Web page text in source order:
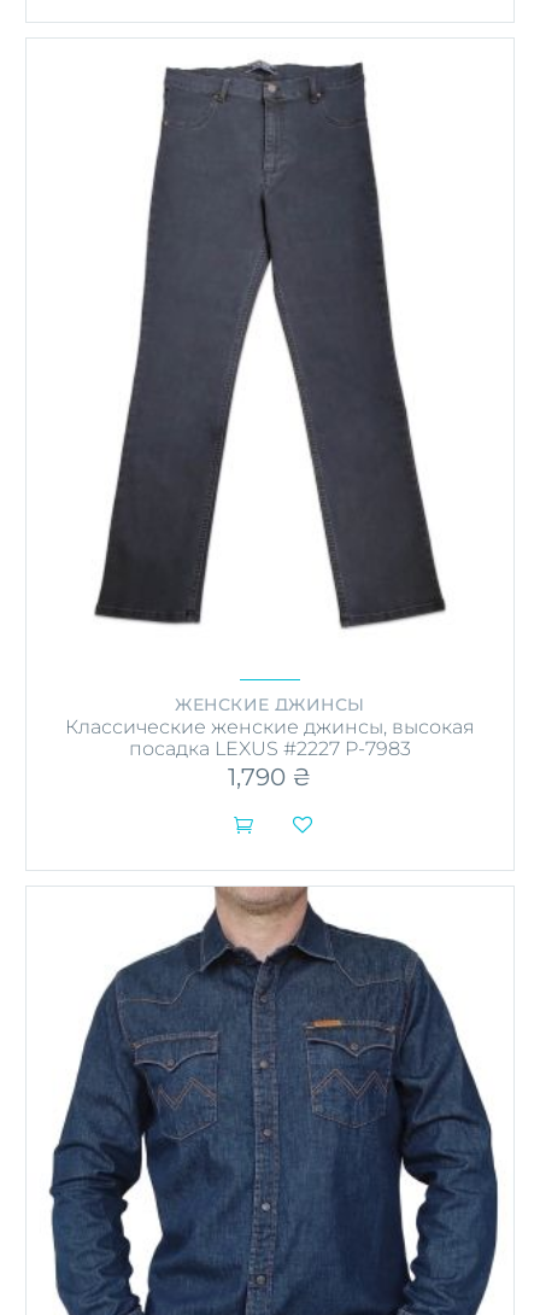
1,100 ₴
товар
несколько
вариаций.
Опции
выбрать
странице
товара.
ЖЕНСКИЕ ДЖИНСЫ
Классические женские джинсы, высокая
посадка LEXUS #2227 P-7983
1,790 ₴

товар
имеет
несколько
вариаций.
Опции
можно
выбрать
на
странице
товара.
